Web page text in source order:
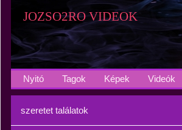
JOZSO2RO VIDEOK
Nyitó Tagok Képek Videók
szeretet találatok